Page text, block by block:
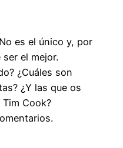
es el único y, por
el mejor.
¿Cuáles son
¿Y las que os
Cook?